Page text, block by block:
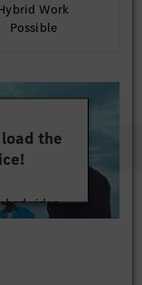
Work
Possible
the
video
your activity.